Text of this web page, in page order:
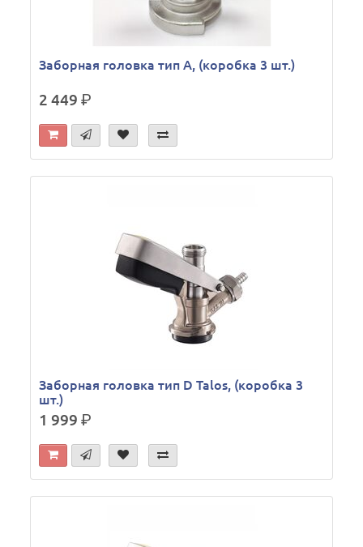
Заборная головка тип A, (коробка 3 шт.)
2 449р.
Заборная головка тип D Talos, (коробка 3
шт.)
1 999р.